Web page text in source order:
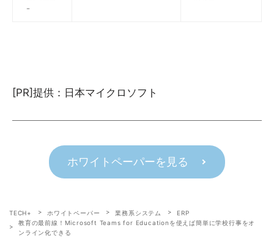
－
[PR]提供：日本マイクロソフト
ホワイトペーパーを見る
TECH+ ホワイトペーパー 業務系システム
ERP
教育の最前線！Microsoft Teams for Educationを使えば簡単に学校行事をオ
ンライン化できる